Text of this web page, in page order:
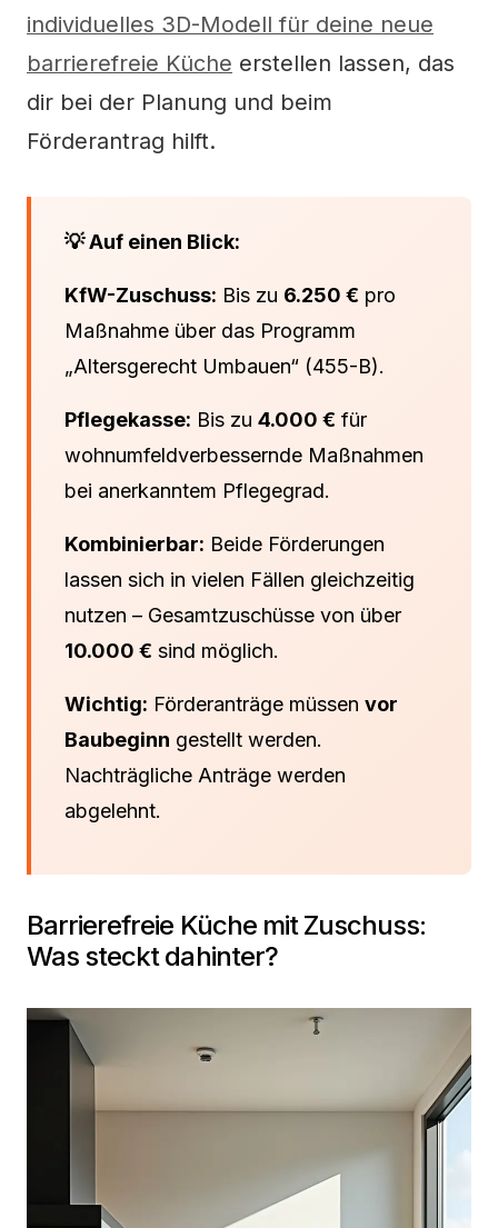
individuelles 3D-Modell für deine neue
barrierefreie Küche erstellen lassen, das
dir bei der Planung und beim
Förderantrag hilft.
💡 Auf einen Blick:
KfW-Zuschuss: Bis zu 6.250 € pro
Maßnahme über das Programm
„Altersgerecht Umbauen“ (455-B).
Pflegekasse: Bis zu 4.000 € für
wohnumfeldverbessernde Maßnahmen
bei anerkanntem Pflegegrad.
Kombinierbar: Beide Förderungen
lassen sich in vielen Fällen gleichzeitig
nutzen – Gesamtzuschüsse von über
10.000 € sind möglich.
Wichtig: Förderanträge müssen vor
Baubeginn gestellt werden.
Nachträgliche Anträge werden
abgelehnt.
Barrierefreie Küche mit Zuschuss:
Was steckt dahinter?